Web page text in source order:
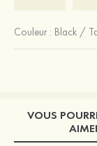
Couleur : Black /
VOUS